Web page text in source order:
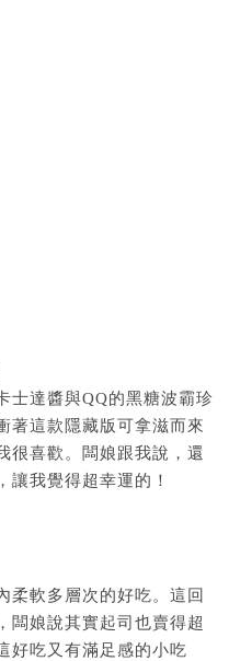
士達醬與QQ的黑糖波霸珍
著這款隱藏版可拿滋而來
很喜歡。闆娘跟我說，還
讓我覺得超幸運的！
柔軟多層次的好吃。這回
闆娘說其實起司也賣得超
好吃又有滿足感的小吃